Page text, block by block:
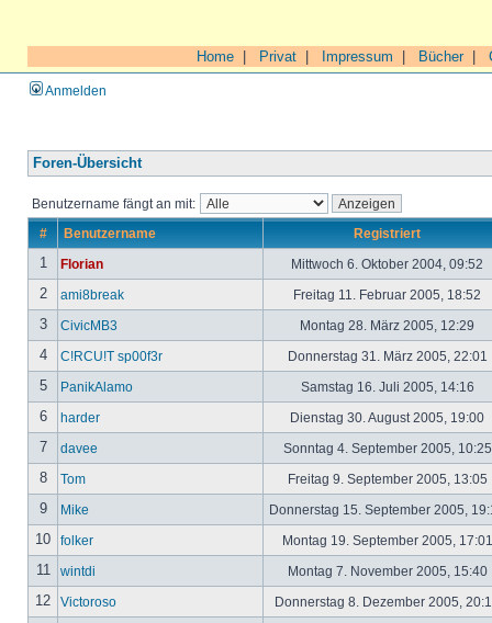
Home Privat Impressum Bücher|
Anmelden
Foren-Übersicht
Benutzername fängt an mit:
# Benutzername Registriert
1 Florian Mittwoch 6. Oktober 2004, 09:52
2 ami8break Freitag 11. Februar 2005, 18:52
3 CivicMB3 Montag 28. März 2005, 12:29
4 C!RCU!T sp00f3r Donnerstag 31. März 2005, 22:01
5 PanikAlamo Samstag 16. Juli 2005, 14:16
6 harder Dienstag 30. August 2005, 19:00
7 davee Sonntag 4. September 2005,
8 Tom Freitag 9. September 2005, 13:05
9 Mike Donnerstag 15. September 2005,
10 folker Montag 19. September 2005,
11 wintdi Montag 7. November 2005, 15:40
12 Victoroso Donnerstag 8. Dezember 2005,